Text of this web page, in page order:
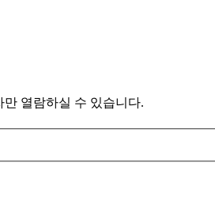
만 열람하실 수 있습니다.